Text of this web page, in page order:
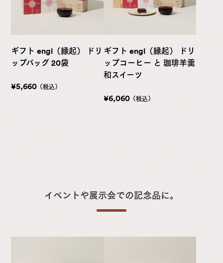
ギフト engi（縁起） ドリ
ップバッグ 20袋
¥5,660 （税込）
ギフト engi（縁起） ドリ
ップコーヒー と 珈琲羊羹
和スイーツ
¥6,060 （税込）
イベントや展示会での記念品に。